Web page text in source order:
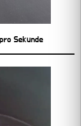
Sekunde